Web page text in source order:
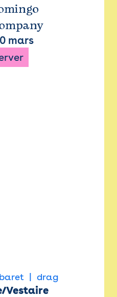
mars
drag
Vestaire